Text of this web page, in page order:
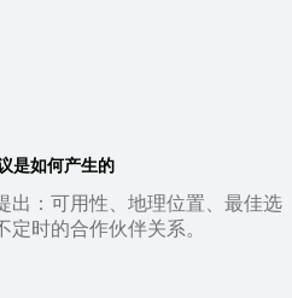
是如何产生的
出：可用性、地理位置、最佳选
定时的合作伙伴关系。